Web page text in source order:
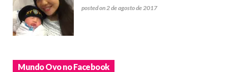
posted on 2 de agosto de 2017
Mundo Ovo no Facebook